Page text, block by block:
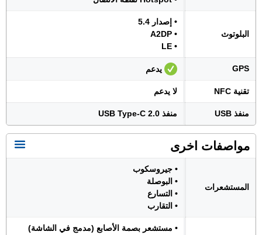
البلوتوث
• إصدار 5.4
• A2DP
• LE
GPS يدعم
تقنية NFC لا يدعم
منفذ USB منفذ USB Type-C 2.0
مواصفات اخرى
المستشعرات
• جيروسكوب
• البوصلة
• التسارع
• التقارب
• مستشعر بصمة الأصابع (مدمج في الشاشة)